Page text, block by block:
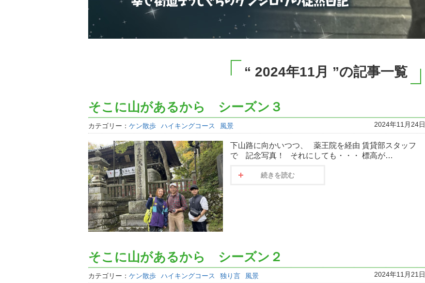
“ 2024年11月 ”の記事一覧
そこに山があるから シーズン３
カテゴリー： ケン散歩 ハイキングコース 風景 2024年11月24日
下山路に向かいつつ、 薬王院を経由 賃貸部スタッフ
で 記念写真！ それにしても・・・ 標高が…
続きを読む
そこに山があるから シーズン２
カテゴリー： ケン散歩 ハイキングコース 独り言 風景 2024年11月21日